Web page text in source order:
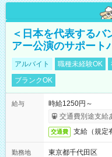
＜日本を代表するバ
アー公演のサポート
アルバイト 職種未経験OK
ブランクOK
給与
時給1250円～
交通費別途支給
交通費 支給（規定
勤務地
東京都千代田区